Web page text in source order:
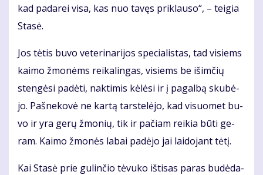
kad pa­da­rei vi­sa, kas nuo ta­vęs pri­klau­so“, – tei­gia
Sta­sė.
Jos tė­tis bu­vo ve­te­ri­na­ri­jos spe­cia­lis­tas, tad vi­siems
kai­mo žmo­nėms rei­ka­lin­gas, vi­siems be iš­im­čių
sten­gė­si pa­dė­ti, nak­ti­mis kė­lė­si ir į pa­gal­bą sku­bė­
jo. Pa­šne­ko­vė ne kar­tą tars­te­lė­jo, kad vi­suo­met bu­
vo ir yra ge­rų žmo­nių, tik ir pa­čiam rei­kia bū­ti ge­
ram. Kai­mo žmo­nės la­bai pa­dė­jo jai lai­do­jant tė­tį.
Kai Sta­sė prie gu­lin­čio tė­vu­ko iš­ti­sas pa­ras bu­dė­da­